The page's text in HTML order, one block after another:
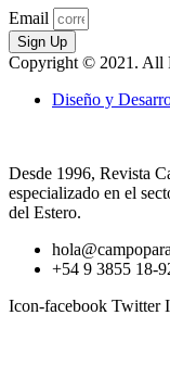
Email
Sign Up
Copyright © 2021. All
Diseño y
Desde 1996, Revista
especializado en el
del Estero.
+54 9 3855 18-
Icon-facebook Twitter